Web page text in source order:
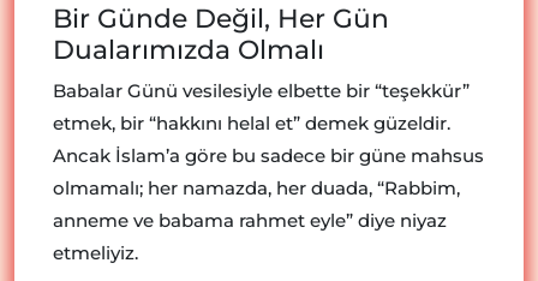
Bir Günde Değil, Her Gün
Dualarımızda Olmalı
Babalar Günü vesilesiyle elbette bir “teşekkür”
etmek, bir “hakkını helal et” demek güzeldir.
Ancak İslam’a göre bu sadece bir güne mahsus
olmamalı; her namazda, her duada, “Rabbim,
anneme ve babama rahmet eyle” diye niyaz
etmeliyiz.